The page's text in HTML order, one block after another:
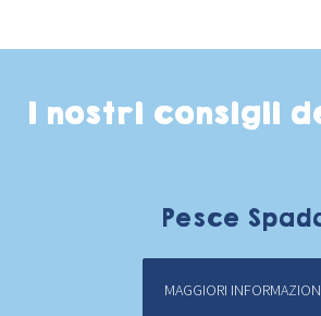
I nostri consigli
Pesce
MAGGIORI